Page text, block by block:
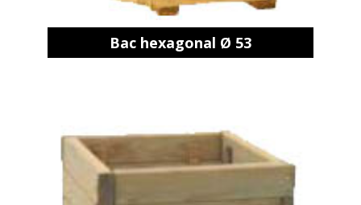
Bac hexagonal Ø 53